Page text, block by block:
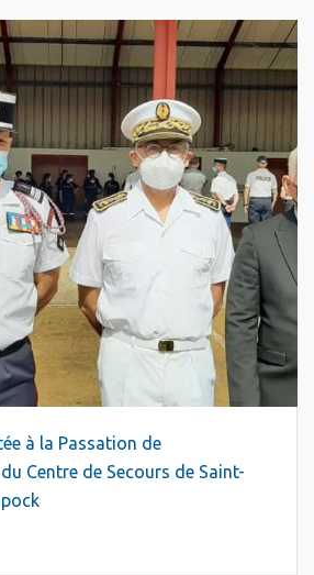
à la Passation de
Centre de Secours de Saint-